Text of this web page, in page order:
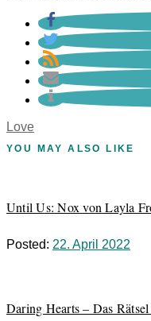
Love
YOU MAY ALSO LIKE
Until Us: Nox von Layla
Posted: 22. April 2022
Daring Hearts – Das